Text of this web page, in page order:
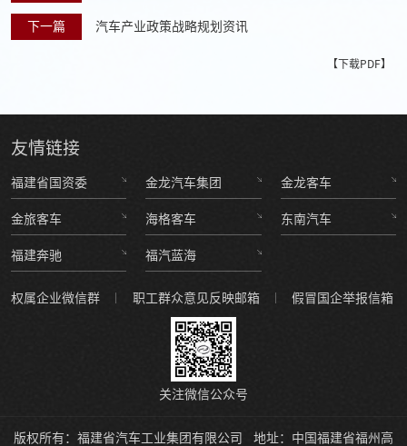
导意见
下一篇
汽车产业政策战略规划资讯
【下载PDF】
友情链接
福建省国资委 金龙汽车集团 金龙客车
金旅客车 海格客车 东南汽车
福建奔驰 福汽蓝海
权属企业微信群 职工群众意见反映邮箱 假冒国企举报信箱
关注微信公众号
版权所有：福建省汽车工业集团有限公司 地址：中国福建省福州高